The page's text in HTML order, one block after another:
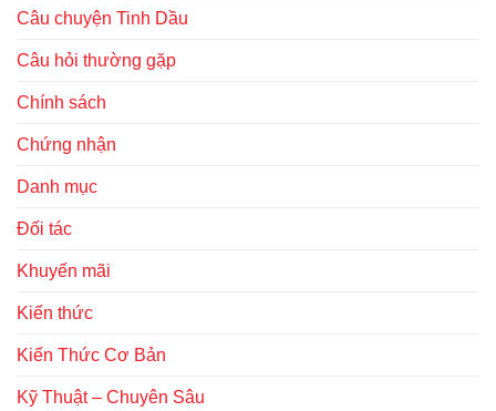
Câu chuyện Tinh Dầu
Câu hỏi thường gặp
Chính sách
Chứng nhận
Danh mục
Đối tác
Khuyến mãi
Kiến thức
Kiến Thức Cơ Bản
Kỹ Thuật – Chuyên Sâu